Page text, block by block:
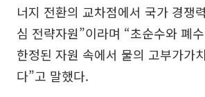
너지 전환의 교차점에서 국가 경쟁
심 전략자원”이라며 “초순수와 폐
한정된 자원 속에서 물의 고부가가
다”고 말했다.